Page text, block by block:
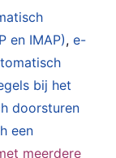
en IMAP),e-
bij het
doorsturen
een
meerdere